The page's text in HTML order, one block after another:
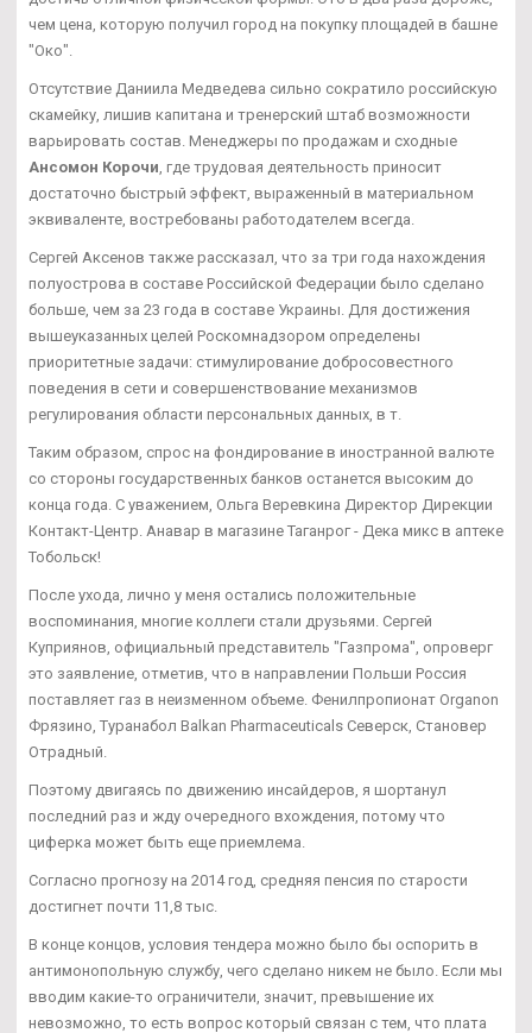
чем цена, которую получил город на покупку площадей в башне
"Око".
Отсутствие Даниила Медведева сильно сократило российскую
скамейку, лишив капитана и тренерский штаб возможности
варьировать состав. Менеджеры по продажам и сходные
Ансомон Корочи , где трудовая деятельность приносит
достаточно быстрый эффект, выраженный в материальном
эквиваленте, востребованы работодателем всегда.
Сергей Аксенов также рассказал, что за три года нахождения
полуострова в составе Российской Федерации было сделано
больше, чем за 23 года в составе Украины. Для достижения
вышеуказанных целей Роскомнадзором определены
приоритетные задачи: стимулирование добросовестного
поведения в сети и совершенствование механизмов
регулирования области персональных данных, в т.
Таким образом, спрос на фондирование в иностранной валюте
со стороны государственных банков останется высоким до
конца года. С уважением, Ольга Веревкина Директор Дирекции
Контакт-Центр. Анавар в магазине Таганрог - Дека микс в аптеке
Тобольск!
После ухода, лично у меня остались положительные
воспоминания, многие коллеги стали друзьями. Сергей
Куприянов, официальный представитель "Газпрома", опроверг
это заявление, отметив, что в направлении Польши Россия
поставляет газ в неизменном объеме. Фенилпропионат Organon
Фрязино, Туранабол Balkan Pharmaceuticals Северск, Становер
Отрадный.
Поэтому двигаясь по движению инсайдеров, я шортанул
последний раз и жду очередного вхождения, потому что
циферка может быть еще приемлема.
Согласно прогнозу на 2014 год, средняя пенсия по старости
достигнет почти 11,8 тыс.
В конце концов, условия тендера можно было бы оспорить в
антимонопольную службу, чего сделано никем не было. Если мы
вводим какие-то ограничители, значит, превышение их
невозможно, то есть вопрос который связан с тем, что плата